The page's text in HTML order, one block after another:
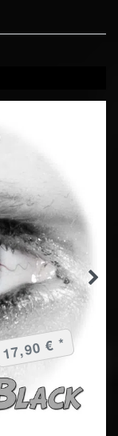
17,90 € *